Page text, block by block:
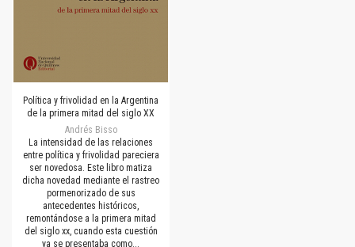
Política y frivolidad en la Argentina
de la primera mitad del siglo XX
Andrés Bisso
La intensidad de las relaciones
entre política y frivolidad pareciera
ser novedosa. Este libro matiza
dicha novedad mediante el rastreo
pormenorizado de sus
antecedentes históricos,
remontándose a la primera mitad
del siglo xx, cuando esta cuestión
ya se presentaba como...